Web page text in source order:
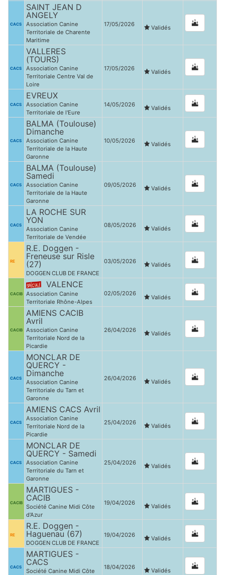
CACS
SAINT JEAN D
ANGELY
Association Canine
Territoriale de Charente
Maritime
17/05/2026 Validés
CACS
VALLERES
(TOURS)
Association Canine
Territoriale Centre Val de
Loire
17/05/2026 Validés
CACS
EVREUX
Association Canine
Territoriale de l'Eure
14/05/2026 Validés
CACS
BALMA (Toulouse)
Dimanche
Association Canine
Territoriale de la Haute
Garonne
10/05/2026 Validés
CACS
BALMA (Toulouse)
Samedi
Association Canine
Territoriale de la Haute
Garonne
09/05/2026 Validés
CACS
LA ROCHE SUR
YON
Association Canine
Territoriale de Vendée
08/05/2026 Validés
RE
R.E. Doggen -
Freneuse sur Risle
(27)
DOGGEN CLUB DE FRANCE
03/05/2026 Validés
CACIB
VALENCE
Association Canine
Territoriale Rhône-Alpes
02/05/2026
Validés
CACIB
AMIENS CACIB
Avril
Association Canine
Territoriale Nord de la
Picardie
26/04/2026 Validés
CACS
MONCLAR DE
QUERCY -
Dimanche
Association Canine
Territoriale du Tarn et
Garonne
26/04/2026 Validés
CACS
AMIENS CACS Avril
Association Canine
Territoriale Nord de la
Picardie
25/04/2026 Validés
CACS
MONCLAR DE
QUERCY - Samedi
Association Canine
Territoriale du Tarn et
Garonne
25/04/2026 Validés
CACIB
MARTIGUES -
CACIB
Société Canine Midi Côte
d'Azur
19/04/2026 Validés
RE
R.E. Doggen -
Haguenau (67)
DOGGEN CLUB DE FRANCE
19/04/2026 Validés
CACS
MARTIGUES -
CACS
Société Canine Midi Côte
18/04/2026 Validés